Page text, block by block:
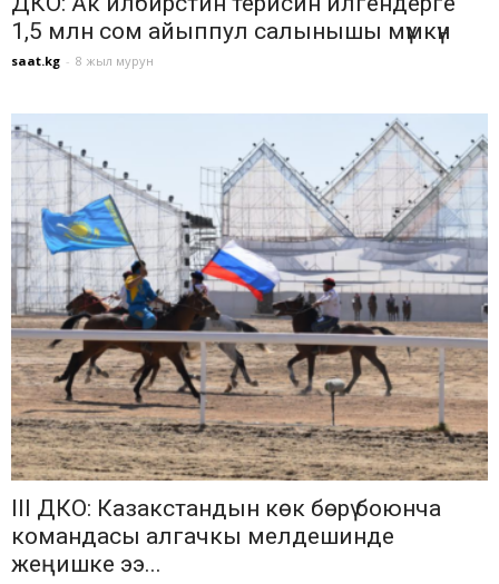
1,5 млн сом айыппул салынышы мүмкүн
saat.kg - 8 жыл мурун
III ДКО: Казакстандын көк бөрү боюнча
командасы алгачкы мелдешинде
жеңишке ээ...